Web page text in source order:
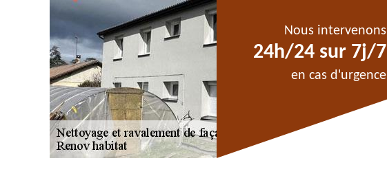
Nous intervenons
24h/24 sur 7j/7
en cas d'urgence